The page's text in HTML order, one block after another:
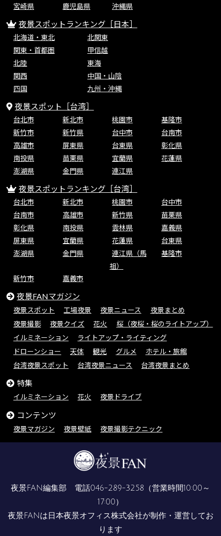
宮崎県
鹿児島県 沖縄県
夜景スポットランキング［日本］
北海道・東北
北関東
関東・首都圏
甲信越
北陸
東海
関西
中国・山陰
四国
九州・沖縄
夜景スポット［台湾］
台北市 新北市 桃園市
基隆市
新竹市
新竹県 台中市
台南市
高雄市
屏東県 台東県
彰化県
南投県
苗栗県 宜蘭県
花蓮県
澎湖県
金門県 連江県
夜景スポットランキング［台湾］
台北市 新北市 桃園市
台中市
台南市
高雄市 新竹県
苗栗県
彰化県
南投県 雲林県
嘉義県
屏東県
宜蘭県 花蓮県
台東県
澎湖県
金門県
連江県（馬
祖）
基隆市
新竹市 嘉義市
夜景FANマガジン
夜景スポット 工場夜景 夜景ニュース
夜景まとめ
夜景撮影
夜景クイズ 花火
桜（夜桜・桜のライトアップ）
イルミネーション
ライトアップ・ライティング
ドローンショー
天体 観光 グルメ
ホテル・旅館
台湾夜景スポット
台湾夜景ニュース 台湾夜景まとめ
特集
イルミネーション 花火 夜景ドライブ
コンテンツ
夜景マガジン 夜景壁紙 夜景撮影テクニック
夜景FAN編集部 電話046-289-3258 （営業時間10:00～
17:00）
夜景FANは 日本夜景オフィス株式会社が制作・運営してお
ります